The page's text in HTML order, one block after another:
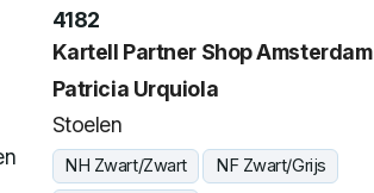
4182
Kartell Partner Shop Amsterdam
Patricia Urquiola
Stoelen
NH Zwart/Zwart
NF Zwart/Grijs